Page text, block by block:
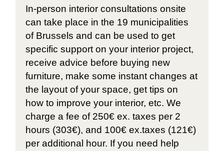
In-person interior consultations onsite
can take place in the 19 municipalities
of Brussels and can be used to get
specific support on your interior project,
receive advice before buying new
furniture, make some instant changes at
the layout of your space, get tips on
how to improve your interior, etc. We
charge a fee of 250€ ex. taxes per 2
hours (303€), and 100€ ex.taxes (121€)
per additional hour. If you need help